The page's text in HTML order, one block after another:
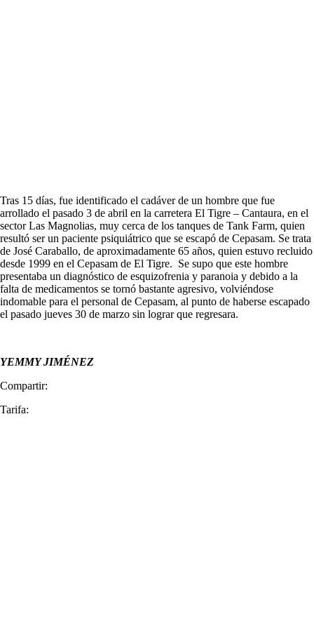
Tras 15 días, fue identificado el cadáver de un hombre que fue
arrollado el pasado 3 de abril en la carretera El Tigre – Cantaura, en el
sector Las Magnolias, muy cerca de los tanques de Tank Farm, quien
resultó ser un paciente psiquiátrico que se escapó de Cepasam. Se trata
de José Caraballo, de aproximadamente 65 años, quien estuvo recluido
desde 1999 en el Cepasam de El Tigre. Se supo que este hombre
presentaba un diagnóstico de esquizofrenia y paranoia y debido a la
falta de medicamentos se tornó bastante agresivo, volviéndose
indomable para el personal de Cepasam, al punto de haberse escapado
el pasado jueves 30 de marzo sin lograr que regresara.
YEMMY JIMÉNEZ
Compartir:
Tarifa: